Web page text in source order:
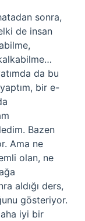
sonra,
de insan
da bu
bir e-
Bazen
Ama ne
olan, ne
aldığı ders,
gösteriyor.
iyi bir